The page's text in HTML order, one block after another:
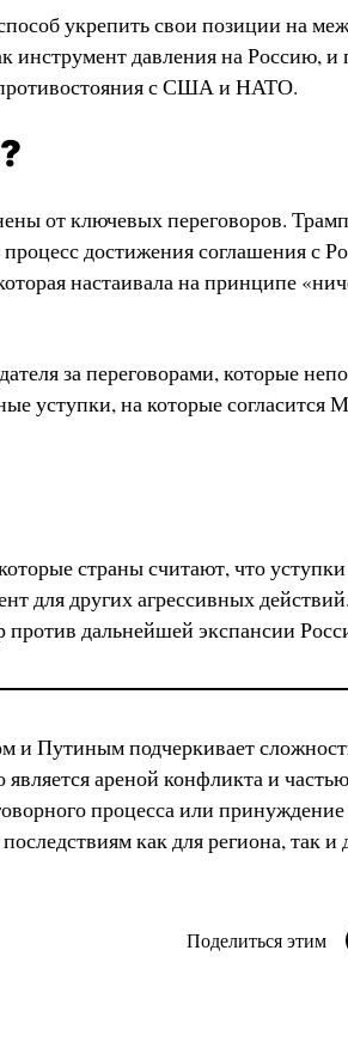
укрепить свои позиции на
инструмент давления на Россию, и
противостояния с США и НАТО.
от ключевых переговоров.
достижения соглашения с
настаивала на принципе
за переговорами, которые
уступки, на которые согласится
страны считают, что
для других агрессивных
против дальнейшей экспансии
и Путиным подчеркивает
ареной конфликта и
процесса или
как для региона, так и
Поделиться этим